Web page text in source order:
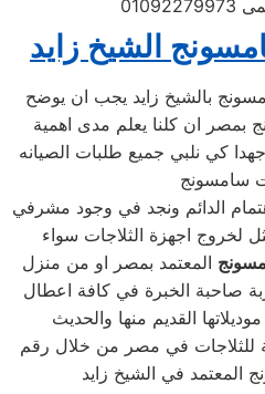
الشيخ زايد
بالشيخ زايد يجب ان يوضح
بمصر ان كلنا يعلم مدى اهمية
جهدا كي نلبي جميع طلبات الصيانه
الدائم ونجد في وجود مشرفي
لخروج اجهزة الثلاجات سواء
المعتمد بمصر او من منزل
صاحبة الخبرة في كافة اعطال
للثلاجات في مصر من خلال رقم